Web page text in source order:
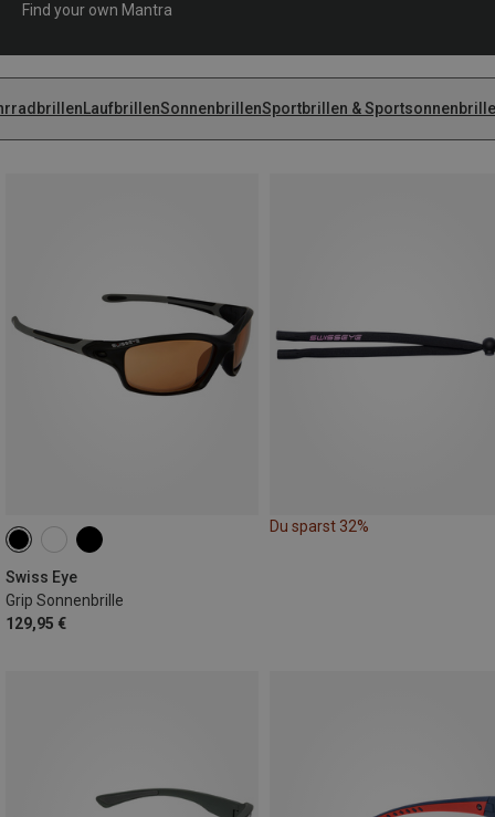
Find your own Mantra
LaufbrillenSonnenbrillenSportbrillen &
Swiss Eye
Grip Sonnenbrille
129,95 €
Du sparst 32%